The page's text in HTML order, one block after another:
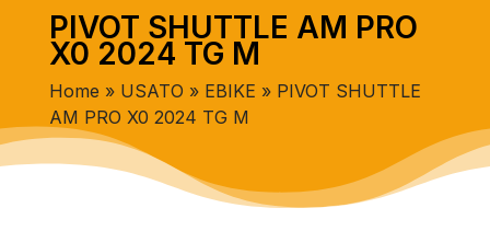
PIVOT SHUTTLE AM PRO
X0 2024 TG M
Home » USATO » EBIKE » PIVOT SHUTTLE
AM PRO X0 2024 TG M